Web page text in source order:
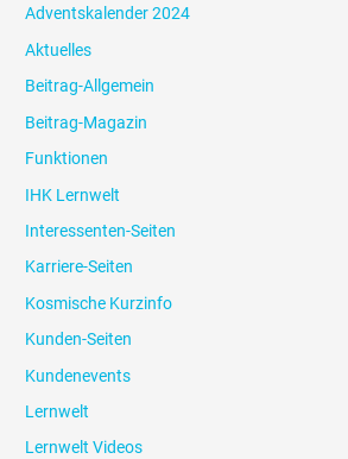
Adventskalender 2024
Aktuelles
Beitrag-Allgemein
Beitrag-Magazin
Funktionen
IHK Lernwelt
Interessenten-Seiten
Karriere-Seiten
Kosmische Kurzinfo
Kunden-Seiten
Kundenevents
Lernwelt
Lernwelt Videos